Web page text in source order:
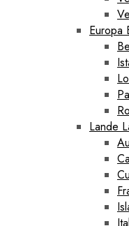
Europa
Lande